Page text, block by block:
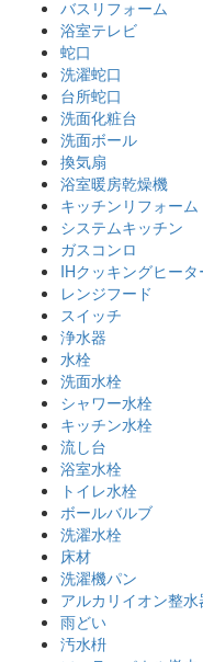
バスリフォーム
浴室テレビ
蛇口
洗濯蛇口
台所蛇口
洗面化粧台
洗面ボール
換気扇
浴室暖房乾燥機
キッチンリフォーム
システムキッチン
ガスコンロ
IHクッキングヒータ
レンジフード
スイッチ
浄水器
水栓
洗面水栓
シャワー水栓
キッチン水栓
流し台
浴室水栓
トイレ水栓
ボールバルブ
洗濯水栓
床材
洗濯機パン
アルカリイオン整水
雨どい
汚水枡